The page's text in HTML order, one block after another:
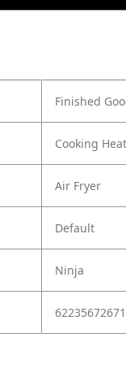
Finished
Cooking
Air Fryer
Default
Ninja